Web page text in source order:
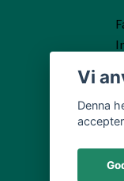
Vi
Denna